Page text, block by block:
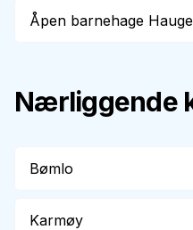
Åpen barnehage
Nærliggende
Bømlo
Karmøy